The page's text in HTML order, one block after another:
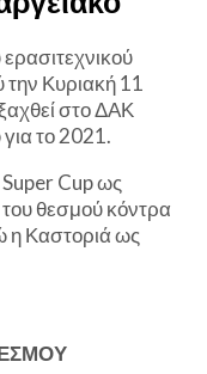
Κυριακή 11
στο ΔΑΚ
το 2021.
Cup ως
θεσμού κόντρα
η Καστοριά ως